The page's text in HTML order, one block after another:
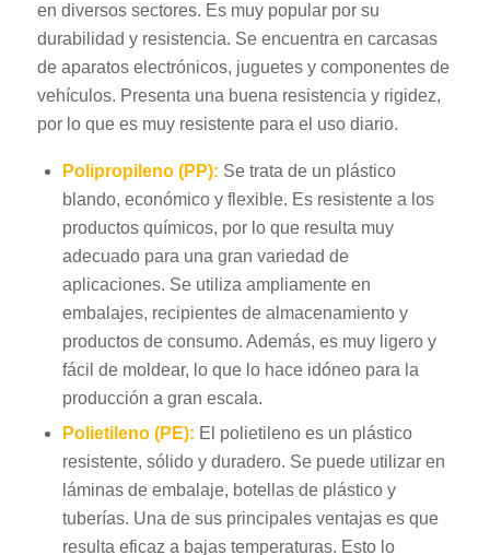
en diversos sectores. Es muy popular por su
durabilidad y resistencia. Se encuentra en carcasas
de aparatos electrónicos, juguetes y componentes de
vehículos. Presenta una buena resistencia y rigidez,
por lo que es muy resistente para el uso diario.
Polipropileno (PP): Se trata de un plástico
blando, económico y flexible. Es resistente a los
productos químicos, por lo que resulta muy
adecuado para una gran variedad de
aplicaciones. Se utiliza ampliamente en
embalajes, recipientes de almacenamiento y
productos de consumo. Además, es muy ligero y
fácil de moldear, lo que lo hace idóneo para la
producción a gran escala.
Polietileno (PE): El polietileno es un plástico
resistente, sólido y duradero. Se puede utilizar en
láminas de embalaje, botellas de plástico y
tuberías. Una de sus principales ventajas es que
resulta eficaz a bajas temperaturas. Esto lo